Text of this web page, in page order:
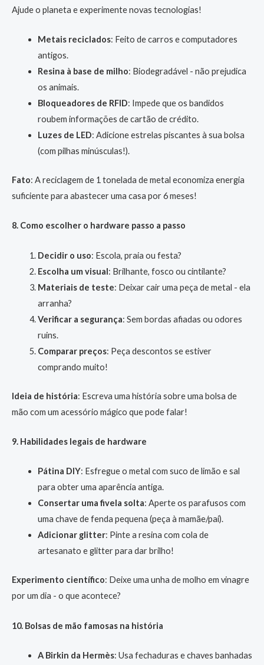
Ajude o planeta e experimente novas tecnologias!
Metais reciclados: Feito de carros e computadores
antigos.
Resina à base de milho: Biodegradável - não prejudica
os animais.
Bloqueadores de RFID: Impede que os bandidos
roubem informações de cartão de crédito.
Luzes de LED: Adicione estrelas piscantes à sua bolsa
(com pilhas minúsculas!).
Fato: A reciclagem de 1 tonelada de metal economiza energia
suficiente para abastecer uma casa por 6 meses!
8. Como escolher o hardware passo a passo
Decidir o uso: Escola, praia ou festa?
Escolha um visual: Brilhante, fosco ou cintilante?
Materiais de teste: Deixar cair uma peça de metal - ela
arranha?
Verificar a segurança: Sem bordas afiadas ou odores
ruins.
Comparar preços: Peça descontos se estiver
comprando muito!
Ideia de história: Escreva uma história sobre uma bolsa de
mão com um acessório mágico que pode falar!
9. Habilidades legais de hardware
Pátina DIY: Esfregue o metal com suco de limão e sal
para obter uma aparência antiga.
Consertar uma fivela solta: Aperte os parafusos com
uma chave de fenda pequena (peça à mamãe/pai).
Adicionar glitter: Pinte a resina com cola de
artesanato e glitter para dar brilho!
Experimento científico: Deixe uma unha de molho em vinagre
por um dia - o que acontece?
10. Bolsas de mão famosas na história
A Birkin da Hermès: Usa fechaduras e chaves banhadas